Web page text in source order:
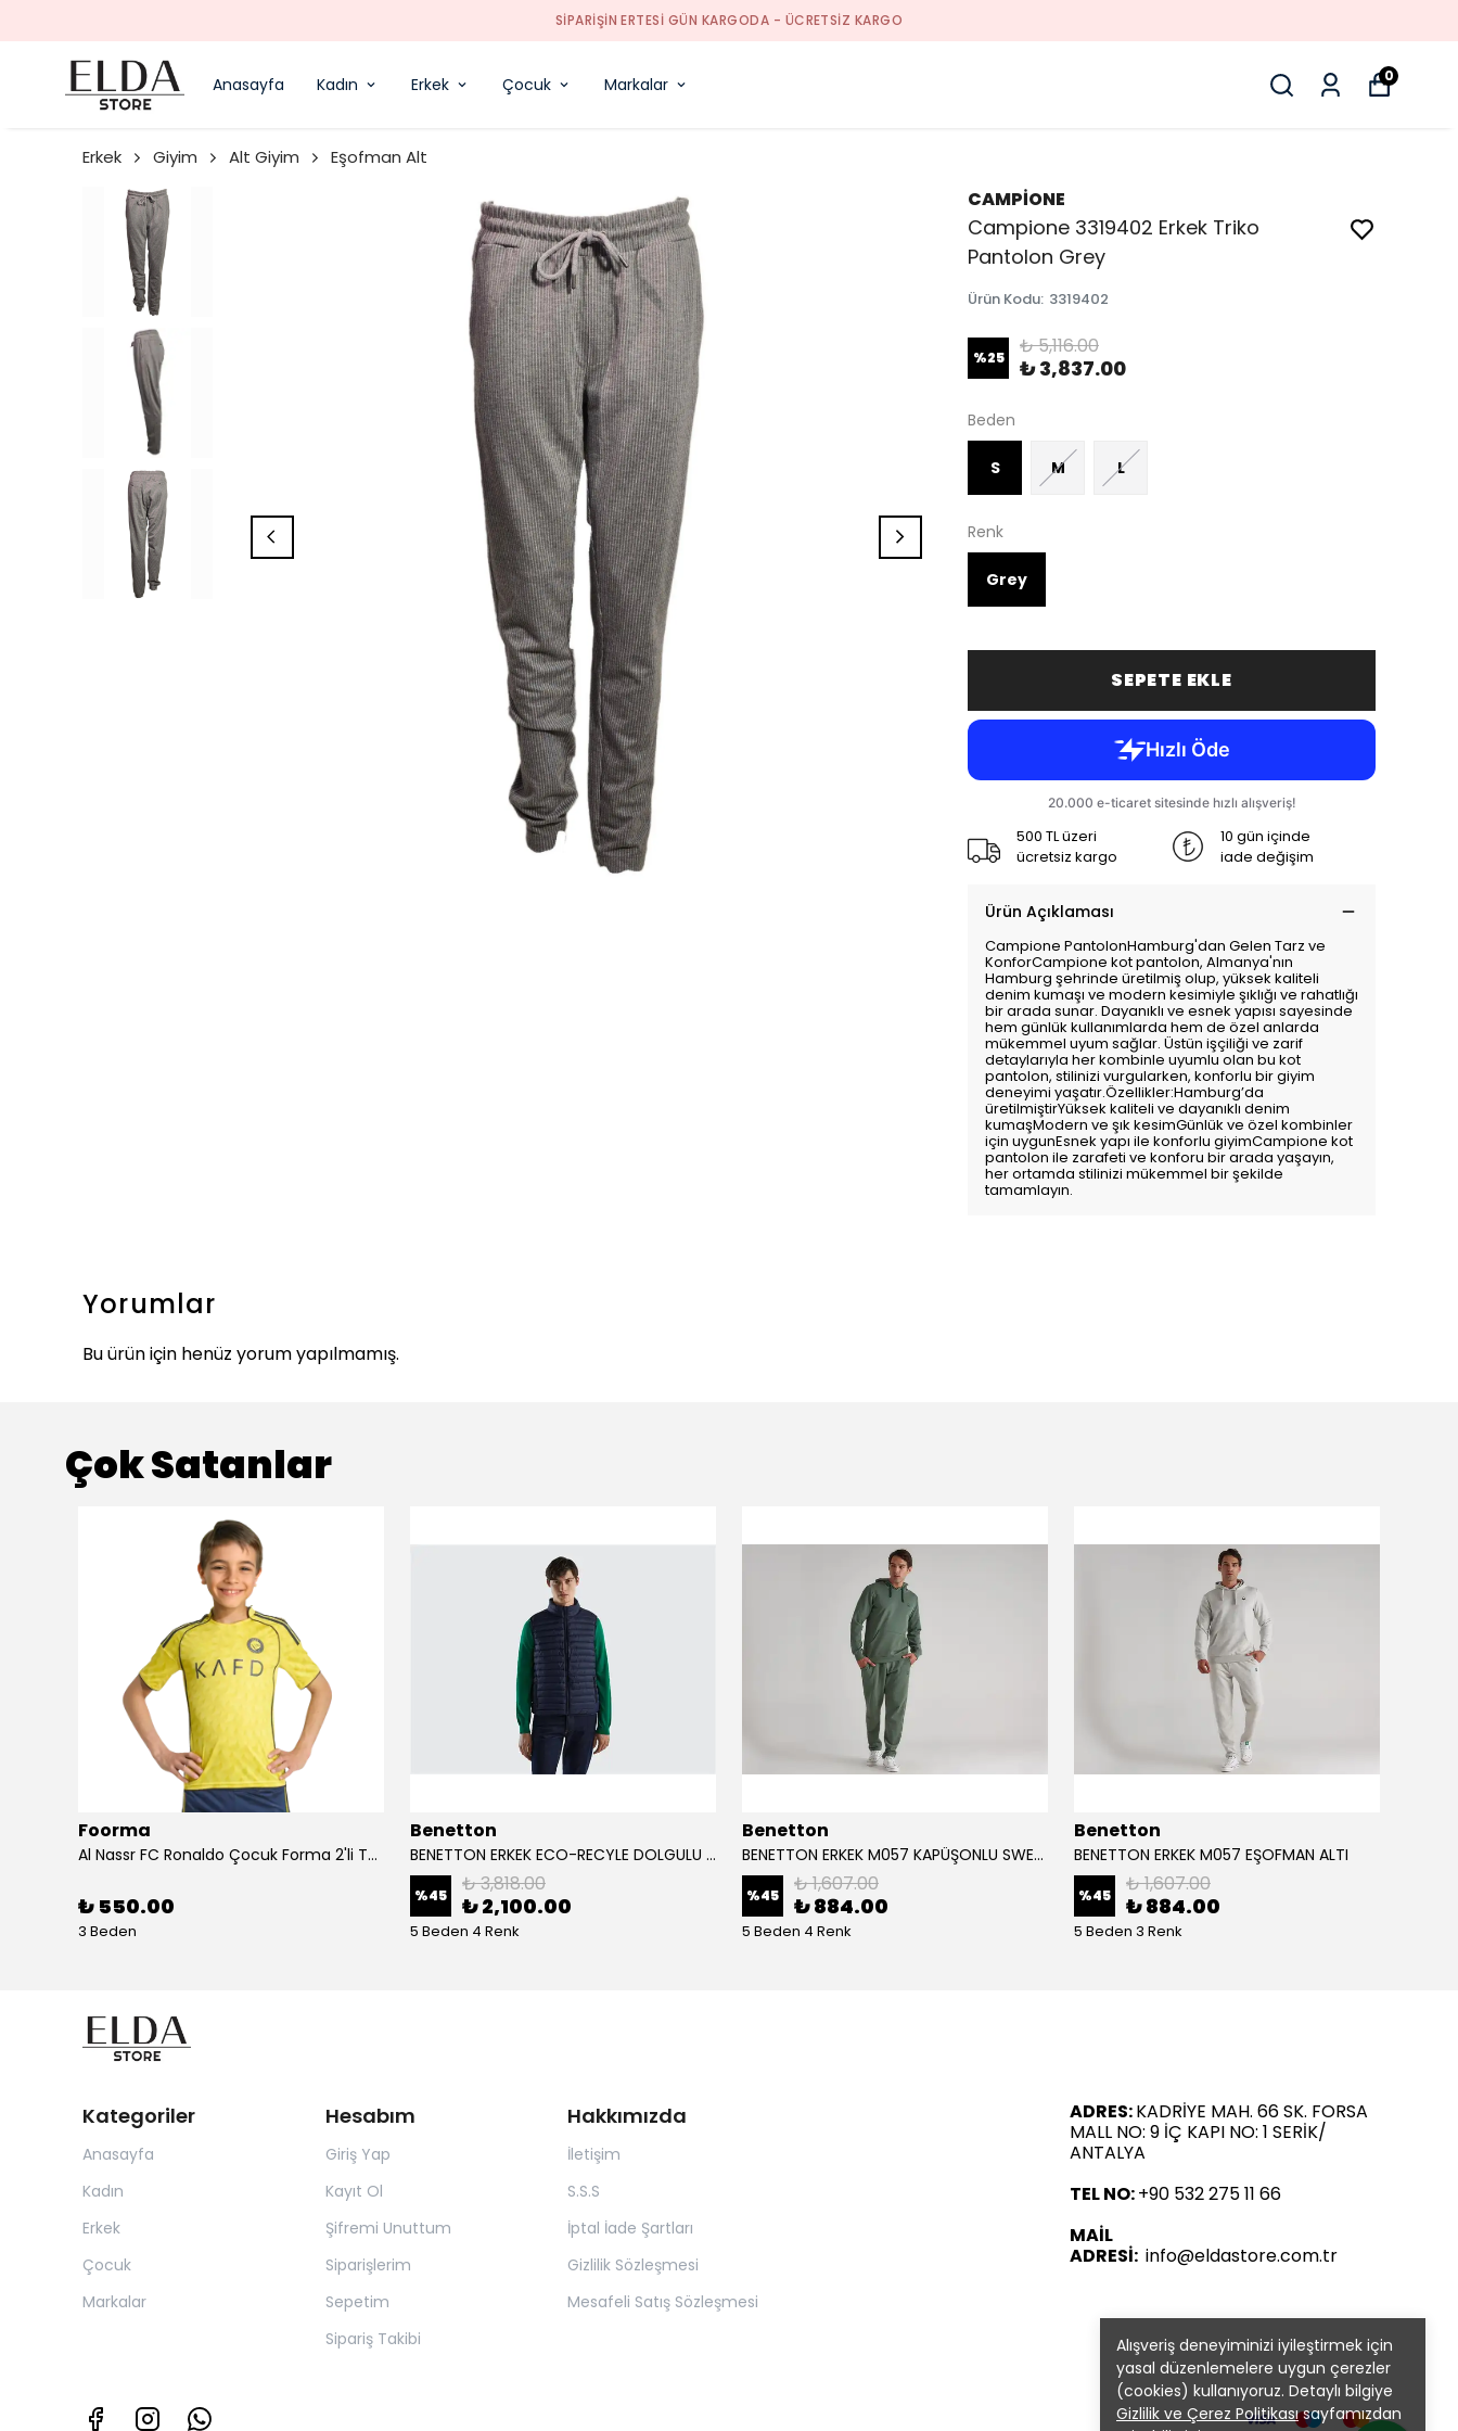
SIPARIŞIN ERTESI GÜN KARGODA - ÜCRETSIZ KARGO
Anasayfa Kadın Erkek Çocuk Markalar 0
Alışveriş deneyiminizi iyileştirmek için
yasal düzenlemelere uygun çerezler
(cookies) kullanıyoruz. Detaylı bilgiye
Gizlilik ve Çerez Politikasısayfamızdan
Erkek Giyim Alt Giyim Eşofman Alt
CAMPİONE
Campione 3319402 Erkek Triko
Pantolon Grey
Ürün Kodu: 3319402
%25 ₺ 5,116.00
₺ 3,837.00
Beden
S M L
Renk
Grey
SEPETE EKLE
500 TL üzeri
ücretsiz kargo
10 gün içinde
iade değişim
Ürün Açıklaması
Campione PantolonHamburg'dan Gelen Tarz ve
KonforCampione kot pantolon, Almanya'nın
Hamburg şehrinde üretilmiş olup, yüksek kaliteli
denim kumaşı ve modern kesimiyle şıklığı ve rahatlığı
bir arada sunar. Dayanıklı ve esnek yapısı sayesinde
hem günlük kullanımlarda hem de özel anlarda
mükemmel uyum sağlar. Üstün işçiliği ve zarif
detaylarıyla her kombinle uyumlu olan bu kot
pantolon, stilinizi vurgularken, konforlu bir giyim
deneyimi yaşatır.Özellikler:Hamburg’da
üretilmiştirYüksek kaliteli ve dayanıklı denim
kumaşModern ve şık kesimGünlük ve özel kombinler
için uygunEsnek yapı ile konforlu giyimCampione kot
pantolon ile zarafeti ve konforu bir arada yaşayın,
her ortamda stilinizi mükemmel bir şekilde
tamamlayın.
Yorumlar
Bu ürün için henüz yorum yapılmamış.
Çok Satanlar
Foorma
Al Nassr FC Ronaldo Çocuk Forma 2'li Takım(Şort/T-Shirt)
₺ 550.00
3 Beden
Benetton
BENETTON ERKEK ECO-RECYLE DOLGULU PUFA YELEK
%45 ₺ 3,818.00
₺ 2,100.00
5 Beden 4 Renk
Benetton
BENETTON ERKEK M057 KAPÜŞONLU SWEATSHİRT
%45 ₺ 1,607.00
₺ 884.00
5 Beden 4 Renk
Benetton
BENETTON ERKEK M057 EŞOFMAN ALTI
%45 ₺ 1,607.00
₺ 884.00
5 Beden 3 Renk
Kategoriler
Anasayfa
Kadın
Erkek
Çocuk
Markalar
Hesabım
Giriş Yap
Kayıt Ol
Şifremi Unuttum
Siparişlerim
Sepetim
Sipariş Takibi
Hakkımızda
İletişim
S.S.S
İptal İade Şartları
Gizlilik Sözleşmesi
Mesafeli Satış Sözleşmesi
ADRES:KADRİYE MAH. 66 SK. FORSA
MALL NO: 9 İÇ KAPI NO: 1 SERİK/
ANTALYA
TEL NO:+90 532 275 11 66
MAİL
ADRESİ: info@eldastore.com.tr